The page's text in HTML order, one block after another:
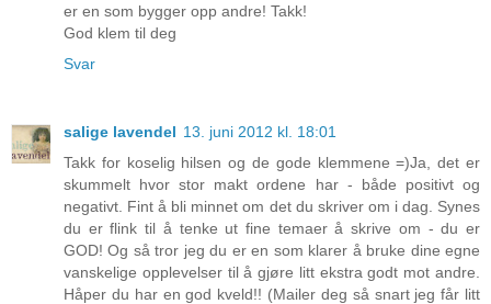
er en som bygger opp andre! Takk!
God klem til deg
Svar
salige lavendel 13. juni 2012 kl. 18:01
Takk for koselig hilsen og de gode klemmene =)Ja, det er
skummelt hvor stor makt ordene har - både positivt og
negativt. Fint å bli minnet om det du skriver om i dag. Synes
du er flink til å tenke ut fine temaer å skrive om - du er
GOD! Og så tror jeg du er en som klarer å bruke dine egne
vanskelige opplevelser til å gjøre litt ekstra godt mot andre.
Håper du har en god kveld!! (Mailer deg så snart jeg får litt